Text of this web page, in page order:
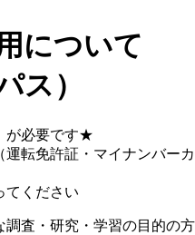
について
ス）
が必要です★
運転免許証・マイナンバーカ
てください
査・研究・学習の目的の方